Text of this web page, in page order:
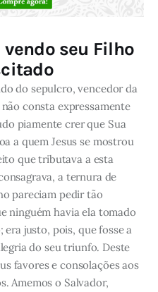
seu Filho
do sepulcro, vencedor da
consta expressamente
piamente crer que Sua
a quem Jesus se mostrou
que tributava a esta
a ternura de
pareciam pedir tão
ninguém havia ela tomado
era justo, pois, que fosse a
do seu triunfo. Deste
favores e consolações aos
Amemos o Salvador,